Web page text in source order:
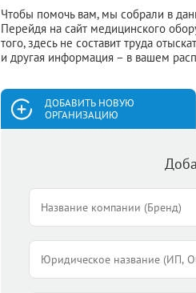
Чтобы помочь вам, мы собрали в
Перейдя на сайт медицинского
того, здесь не составит труда
и другая информация – в вашем
ДОБАВИТЬ НОВУЮ
ОРГАНИЗАЦИЮ